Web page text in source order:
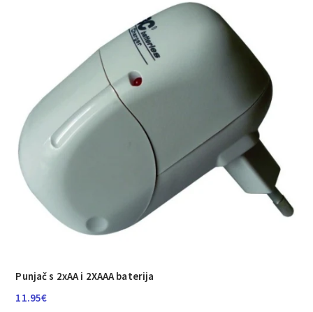
Punjač s 2xAA i 2XAAA baterija
11.95€